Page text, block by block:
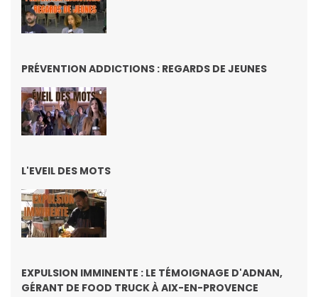
PRÉVENTION ADDICTIONS : REGARDS DE JEUNES
L'EVEIL DES MOTS
EXPULSION IMMINENTE : LE TÉMOIGNAGE D'ADNAN,
GÉRANT DE FOOD TRUCK À AIX-EN-PROVENCE